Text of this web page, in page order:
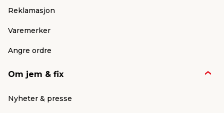
Reklamasjon
Varemerker
Angre ordre
Om jem & fix
Nyheter & presse